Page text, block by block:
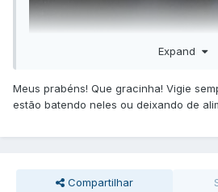
Expand
Meus prabéns! Que gracinha! Vigie
estão batendo neles ou deixando de
Compartilhar